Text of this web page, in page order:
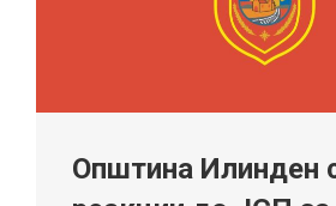
Општина Илинден